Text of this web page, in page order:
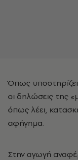
Όπως
οι δηλώσεις της
όπως λέει,
αφήγημα.
Στην αγωγή